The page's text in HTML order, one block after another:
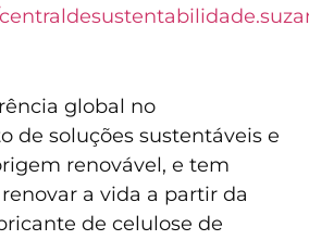
global no
de soluções sustentáveis e
renovável, e tem
a vida a partir da
de celulose de